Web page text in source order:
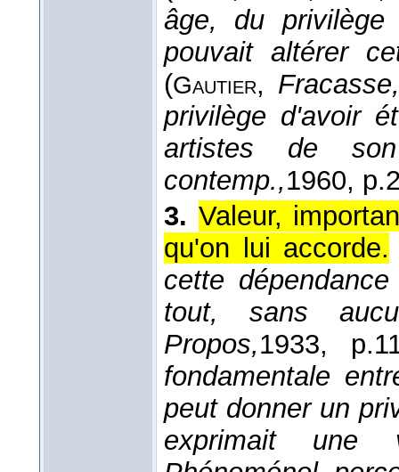
âge, du privilège
pouvait altérer
(Gautier, Fracasse,
privilège d'avoir
artistes de
contemp.,1960,
3. Valeur,
qu'on lui accorde.
cette
tout, sans
Propos,1933,
fondamentale
peut donner un
exprimait